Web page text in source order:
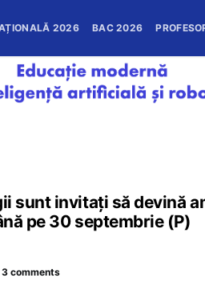
2026 BAC 2026
sunt invitați să devină
pe 30 septembrie (P)
3 comments